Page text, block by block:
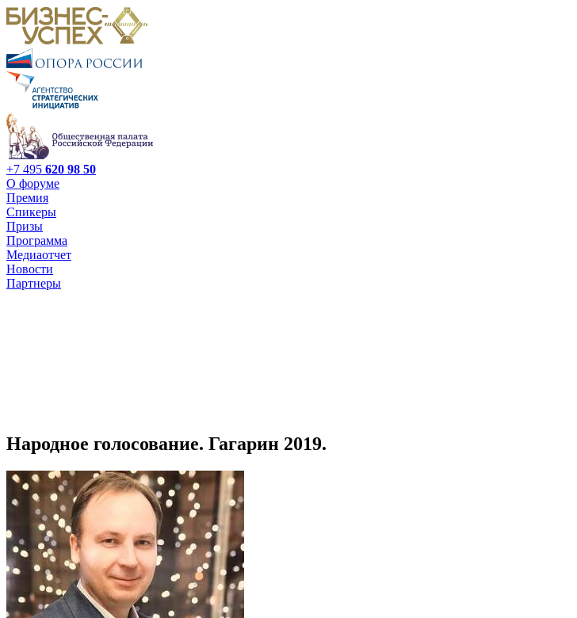
+7 495 620 98 50
О форуме
Премия
Спикеры
Призы
Программа
Медиаотчет
Новости
Партнеры
Народное голосование. Гагарин 2019.